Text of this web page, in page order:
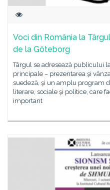
Voci din România la
de la Göteborg
Târgul se adresează publicului
principale – prezentarea şi
suedeză, şi un amplu program
literare, sociale şi politice, care
important